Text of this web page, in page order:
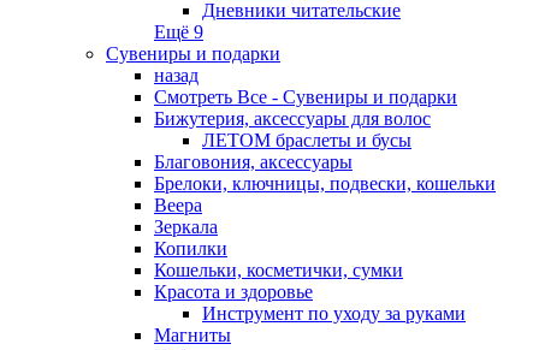
Дневники читательские
Ещё 9
Сувениры и подарки
назад
Смотреть Все - Сувениры и подарки
Бижутерия, аксессуары для волос
ЛЕТОМ браслеты и бусы
Благовония, аксессуары
Брелоки, ключницы, подвески, кошельки
Веера
Зеркала
Копилки
Кошельки, косметички, сумки
Красота и здоровье
Инструмент по уходу за руками
Магниты